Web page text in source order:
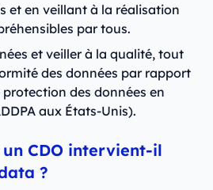
et en veillant à la réalisation
par tous.
et veiller à la qualité, tout
des données par rapport
des données en
aux États-Unis).
CDO intervient-il
?